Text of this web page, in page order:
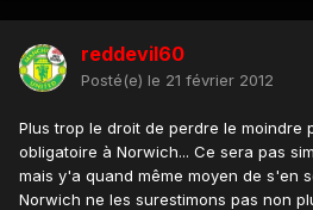
reddevil60
Posté(e) le 21 février 2012
Plus trop le droit de perdre le moindre
obligatoire à Norwich... Ce sera pas
mais y'a quand même moyen de s'en
Norwich ne les surestimons pas non